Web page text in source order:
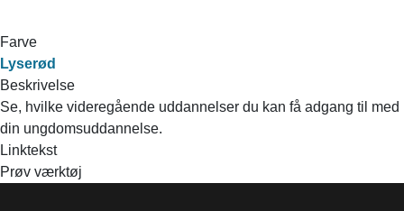
Farve
Lyserød
Beskrivelse
Se, hvilke videregående uddannelser du kan få adgang til med
din ungdomsuddannelse.
Linktekst
Prøv værktøj